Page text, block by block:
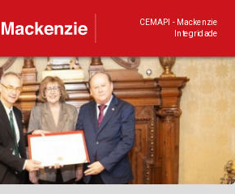
CEMAPI - Mackenzie
Integridade